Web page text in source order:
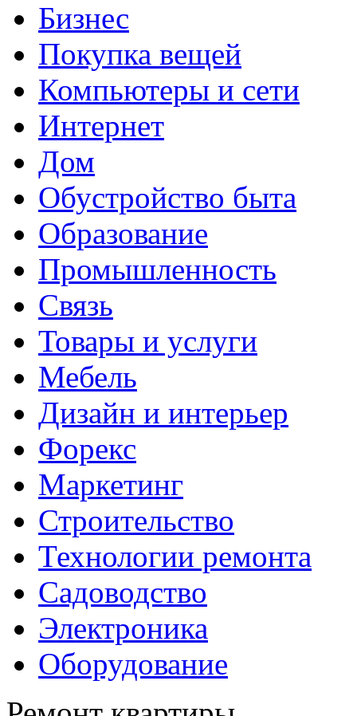
Бизнес
Покупка вещей
Компьютеры и сети
Интернет
Дом
Обустройство быта
Образование
Промышленность
Связь
Товары и услуги
Мебель
Дизайн и интерьер
Форекс
Маркетинг
Строительство
Технологии ремонта
Садоводство
Электроника
Оборудование